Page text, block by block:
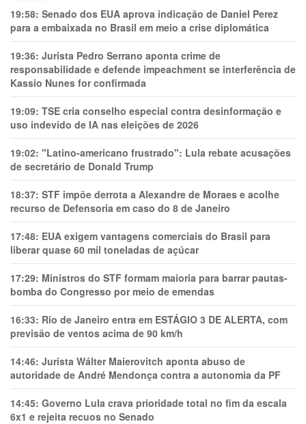
19:58: Senado dos EUA aprova indicação de Daniel Perez
para a embaixada no Brasil em meio a crise diplomática
19:36: Jurista Pedro Serrano aponta crime de
responsabilidade e defende impeachment se interferência de
Kassio Nunes for confirmada
19:09: TSE cria conselho especial contra desinformação e
uso indevido de IA nas eleições de 2026
19:02: "Latino-americano frustrado": Lula rebate acusações
de secretário de Donald Trump
18:37: STF impõe derrota a Alexandre de Moraes e acolhe
recurso de Defensoria em caso do 8 de Janeiro
17:48: EUA exigem vantagens comerciais do Brasil para
liberar quase 60 mil toneladas de açúcar
17:29: Ministros do STF formam maioria para barrar pautas-
bomba do Congresso por meio de emendas
16:33: Rio de Janeiro entra em ESTÁGIO 3 DE ALERTA, com
previsão de ventos acima de 90 km/h
14:46: Jurista Wálter Maierovitch aponta abuso de
autoridade de André Mendonça contra a autonomia da PF
14:45: Governo Lula crava prioridade total no fim da escala
6x1 e rejeita recuos no Senado